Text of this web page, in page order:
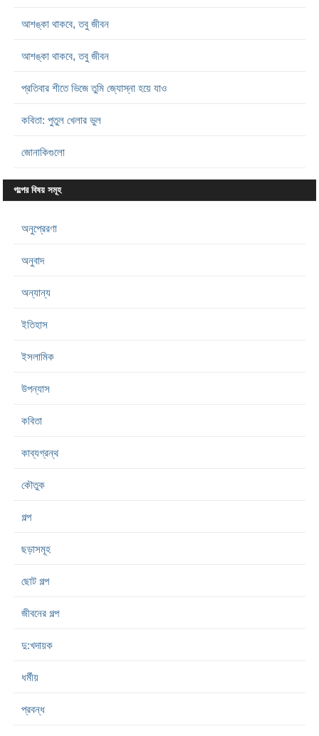
আশঙ্কা থাকবে, তবু জীবন
আশঙ্কা থাকবে, তবু জীবন
প্রতিবার শীতে ভিজে তুমি জ্যোস্না হয়ে যাও
কবিতা: পুতুল খেলার ভুল
জোনাকিগুলো
গল্পের বিষয় সমূহ
অনুপ্রেরণা
অনুবাদ
অন্যান্য
ইতিহাস
ইসলামিক
উপন্যাস
কবিতা
কাব্যগ্রন্থ
কৌতুক
গল্প
ছড়াসমূহ
ছোট গল্প
জীবনের গল্প
দু:খদায়ক
ধর্মীয়
প্রবন্ধ